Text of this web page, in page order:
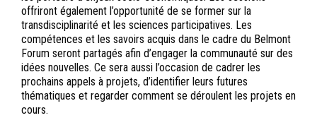
offriront également l’opportunité de se former sur la
transdisciplinarité et les sciences participatives. Les
compétences et les savoirs acquis dans le cadre du Belmont
Forum seront partagés afin d’engager la communauté sur des
idées nouvelles. Ce sera aussi l’occasion de cadrer les
prochains appels à projets, d’identifier leurs futures
thématiques et regarder comment se déroulent les projets en
cours.